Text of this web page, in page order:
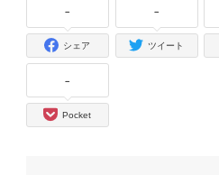
-
シェア
-
ツイート
-
Pocket